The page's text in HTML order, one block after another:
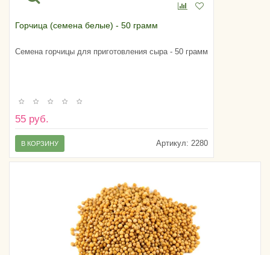
Горчица (семена белые) - 50 грамм
Семена горчицы для приготовления сыра - 50 грамм
55 руб.
Артикул: 2280
В КОРЗИНУ